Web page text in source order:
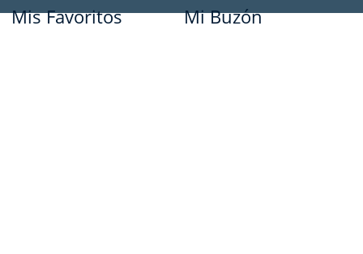
Mis Favoritos Mi Buzón